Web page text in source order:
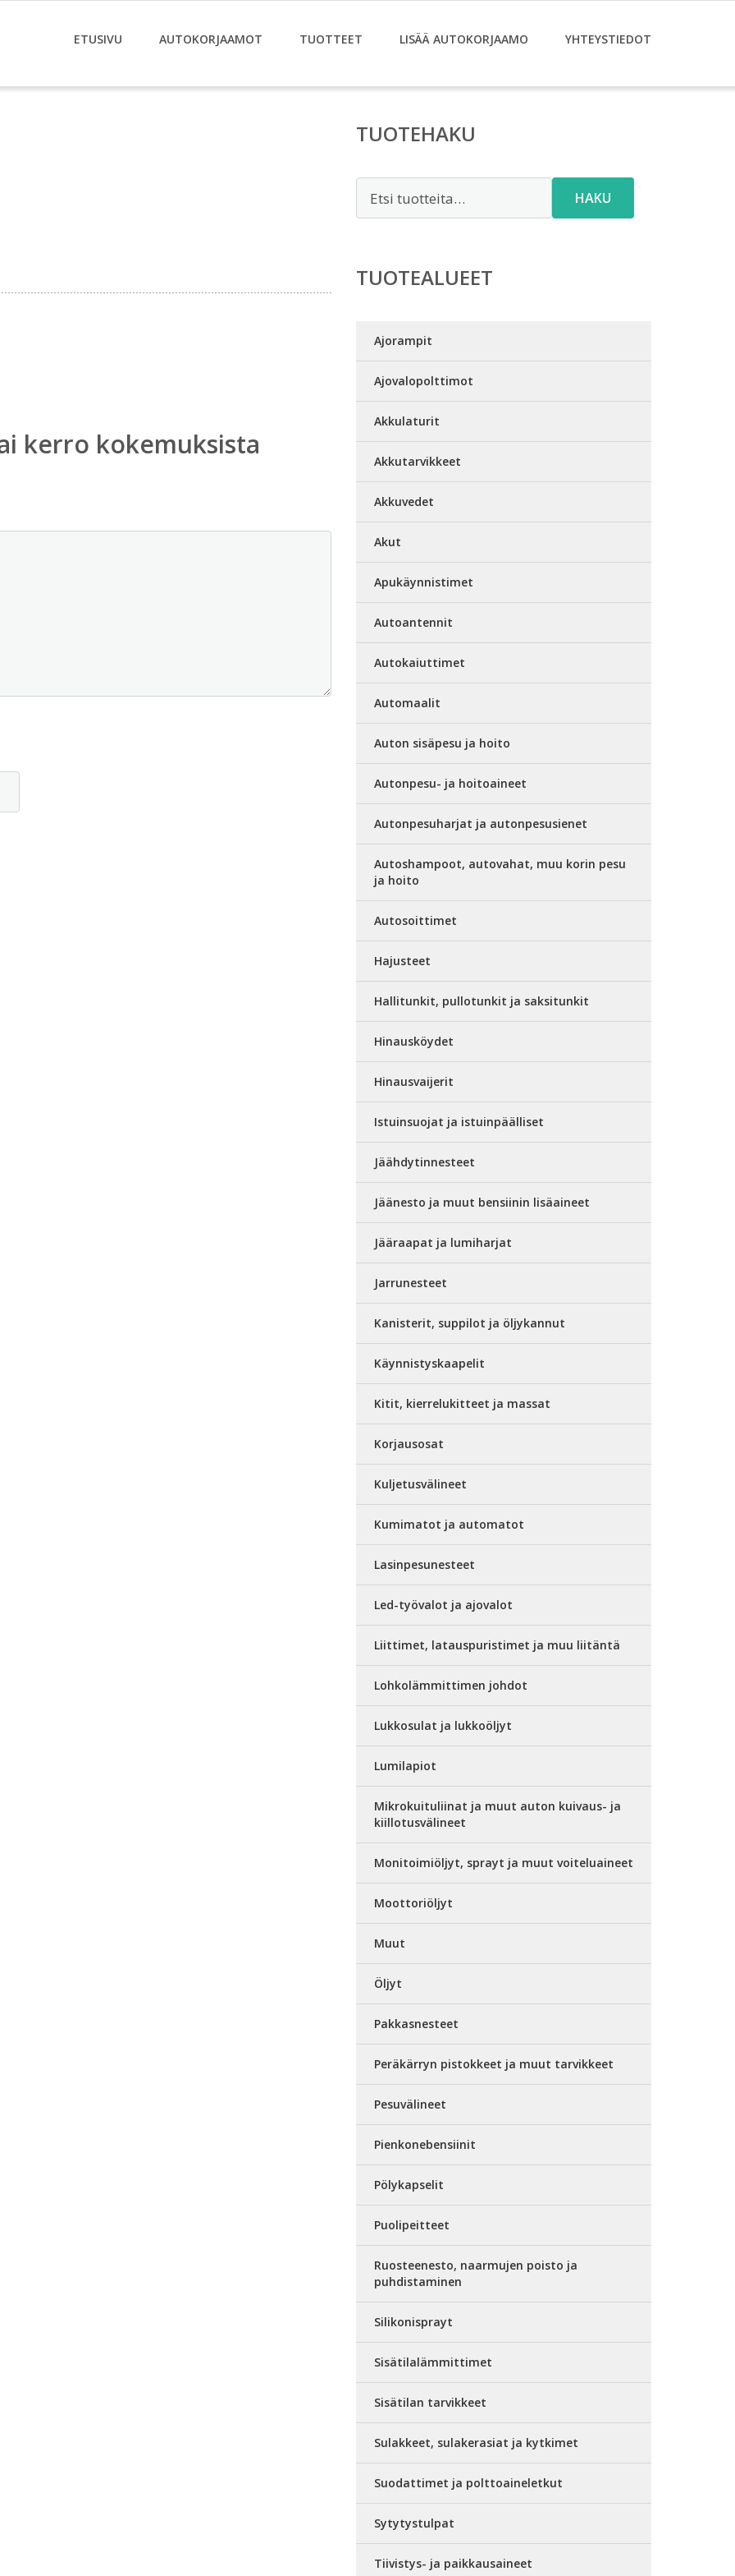
ETUSIVU AUTOKORJAAMOT TUOTTEET LISÄÄ AUTOKORJAAMO YHTEYSTIEDOT
kerro kokemuksista
TUOTEHAKU
HAKU
TUOTEALUEET
Ajorampit
Ajovalopolttimot
Akkulaturit
Akkutarvikkeet
Akkuvedet
Akut
Apukäynnistimet
Autoantennit
Autokaiuttimet
Automaalit
Auton sisäpesu ja hoito
Autonpesu- ja hoitoaineet
Autonpesuharjat ja autonpesusienet
Autoshampoot, autovahat, muu korin pesu
ja hoito
Autosoittimet
Hajusteet
Hallitunkit, pullotunkit ja saksitunkit
Hinausköydet
Hinausvaijerit
Istuinsuojat ja istuinpäälliset
Jäähdytinnesteet
Jäänesto ja muut bensiinin lisäaineet
Jääraapat ja lumiharjat
Jarrunesteet
Kanisterit, suppilot ja öljykannut
Käynnistyskaapelit
Kitit, kierrelukitteet ja massat
Korjausosat
Kuljetusvälineet
Kumimatot ja automatot
Lasinpesunesteet
Led-työvalot ja ajovalot
Liittimet, latauspuristimet ja muu liitäntä
Lohkolämmittimen johdot
Lukkosulat ja lukkoöljyt
Lumilapiot
Mikrokuituliinat ja muut auton kuivaus- ja
kiillotusvälineet
Monitoimiöljyt, sprayt ja muut voiteluaineet
Moottoriöljyt
Muut
Öljyt
Pakkasnesteet
Peräkärryn pistokkeet ja muut tarvikkeet
Pesuvälineet
Pienkonebensiinit
Pölykapselit
Puolipeitteet
Ruosteenesto, naarmujen poisto ja
puhdistaminen
Silikonisprayt
Sisätilalämmittimet
Sisätilan tarvikkeet
Sulakkeet, sulakerasiat ja kytkimet
Suodattimet ja polttoaineletkut
Sytytystulpat
Tiivistys- ja paikkausaineet